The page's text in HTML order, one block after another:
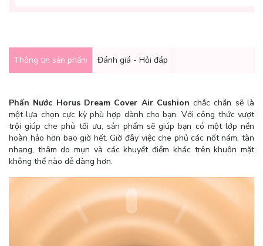
Thông tin sản phẩm Đánh giá - Hỏi đáp
Phấn Nước Horus Dream Cover Air Cushion chắc chắn sẽ là
một lựa chọn cực kỳ phù hợp dành cho bạn. Với công thức vượt
trội giúp che phủ tối ưu, sản phẩm sẽ giúp bạn có một lớp nền
hoàn hảo hơn bao giờ hết. Giờ đây việc che phủ các nốt nám, tàn
nhang, thâm do mụn và các khuyết điểm khác trên khuôn mặt
không thể nào dễ dàng hơn.